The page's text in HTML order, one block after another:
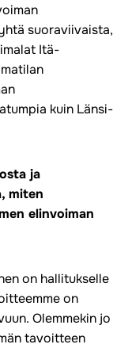
suoraviivaista,
Itä-
kuin Länsi-
ja
miten
elinvoiman
on hallitukselle
on
Olemmekin jo
tavoitteen